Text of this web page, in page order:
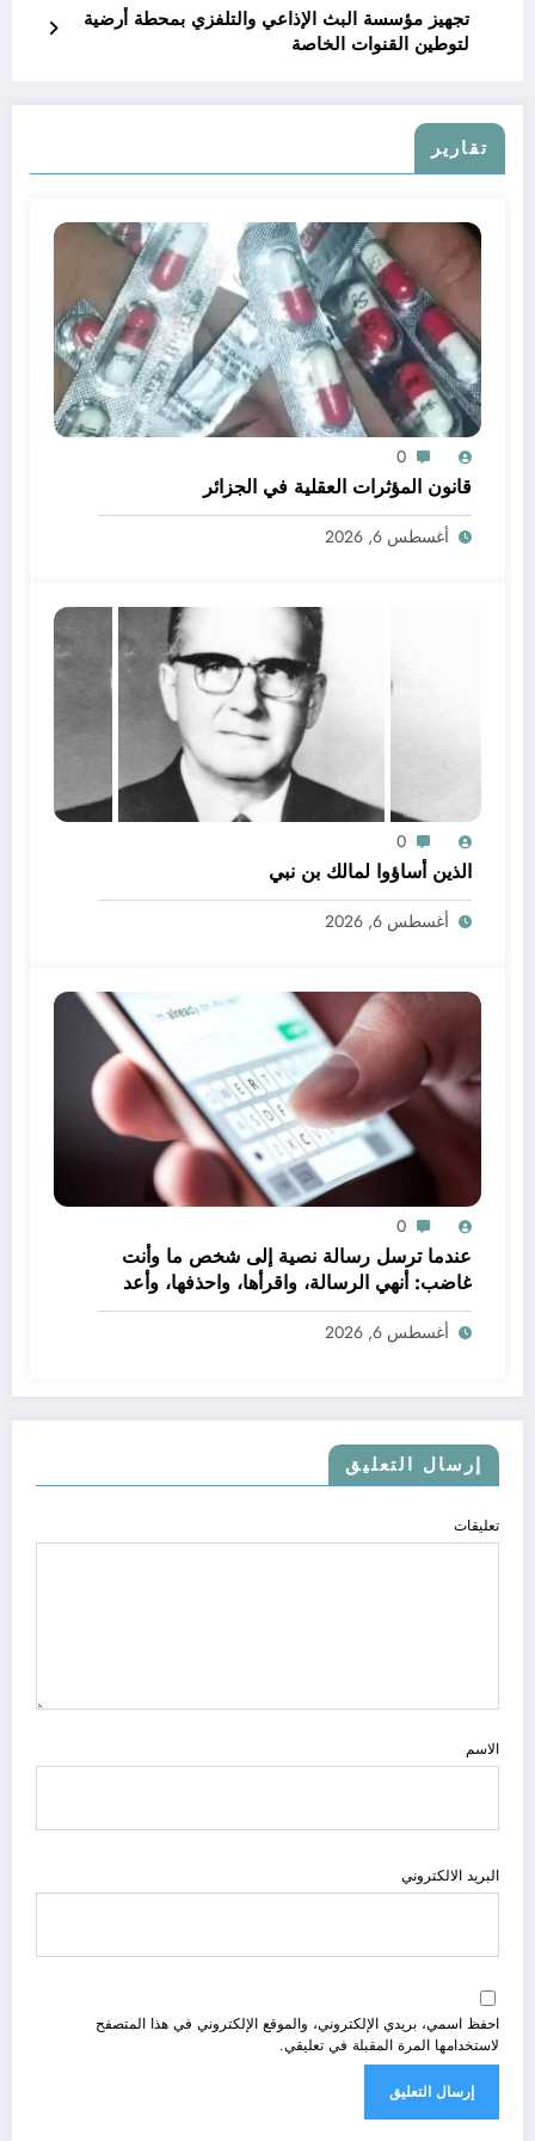
تجهيز مؤسسة البث الإذاعي والتلفزي بمحطة أرضية
لتوطين القنوات الخاصة
تقارير
0
قانون المؤثرات العقلية في الجزائر
أغسطس 6, 2026
0
الذين أساؤوا لمالك بن نبي
أغسطس 6, 2026
0
عندما ترسل رسالة نصية إلى شخص ما وأنت
غاضب: أنهي الرسالة، واقرأها، واحذفها، وأعد
كتابة الرسالة
أغسطس 6, 2026
إرسال التعليق
تعليقات
الاسم
البريد الالكتروني
احفظ اسمي، بريدي الإلكتروني، والموقع الإلكتروني في هذا المتصفح
لاستخدامها المرة المقبلة في تعليقي.